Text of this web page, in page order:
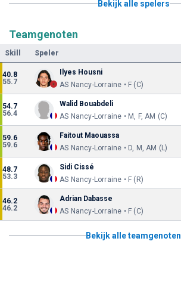
Bekijk alle spelers
Teamgenoten
Skill Speler
40.8
55.7
Ilyes Housni
AS Nancy-Lorraine • F (C)
54.7
56.4
Walid Bouabdeli
AS Nancy-Lorraine • M, F, AM (C)
59.6
59.6
Faitout Maouassa
AS Nancy-Lorraine • D, M, AM (L)
48.7
53.3
Sidi Cissé
AS Nancy-Lorraine • F (R)
46.2
46.2
Adrian Dabasse
AS Nancy-Lorraine • F (C)
Bekijk alle teamgenoten